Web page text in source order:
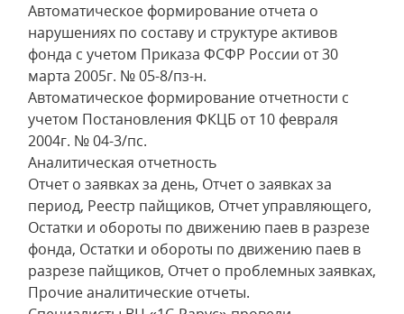
Автоматическое формирование отчета о
нарушениях по составу и структуре активов
фонда с учетом Приказа ФСФР России от 30
марта 2005г. № 05-8/пз-н.
Автоматическое формирование отчетности с
учетом Постановления ФКЦБ от 10 февраля
2004г. № 04-3/пс.
Аналитическая отчетность
Отчет о заявках за день, Отчет о заявках за
период, Реестр пайщиков, Отчет управляющего,
Остатки и обороты по движению паев в разрезе
фонда, Остатки и обороты по движению паев в
разрезе пайщиков, Отчет о проблемных заявках,
Прочие аналитические отчеты.